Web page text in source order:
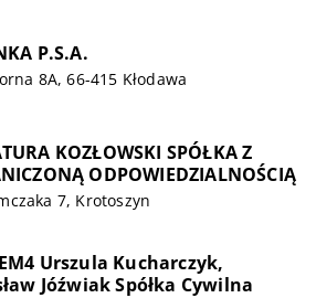
P.S.A.
8A, 66-415 Kłodawa
KOZŁOWSKI SPÓŁKA Z
ODPOWIEDZIALNOŚCIĄ
7, Krotoszyn
Urszula Kucharczyk,
Jóźwiak Spółka Cywilna